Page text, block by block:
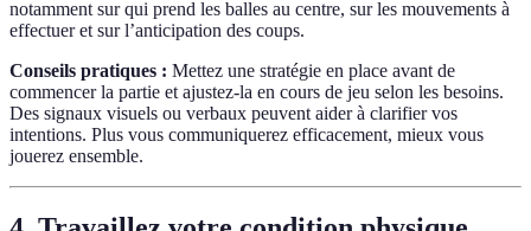
notamment sur qui prend les balles au centre, sur les mouvements à
effectuer et sur l’anticipation des coups.
Conseils pratiques : Mettez une stratégie en place avant de
commencer la partie et ajustez-la en cours de jeu selon les besoins.
Des signaux visuels ou verbaux peuvent aider à clarifier vos
intentions. Plus vous communiquerez efficacement, mieux vous
jouerez ensemble.